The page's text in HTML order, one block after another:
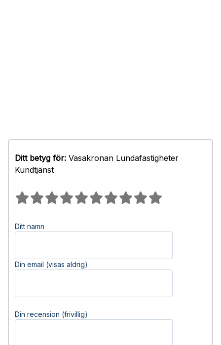
Ditt betyg för: Vasakronan Lundafastigheter
Kundtjänst
Ditt namn
Din email (visas aldrig)
Din recension (frivillig)